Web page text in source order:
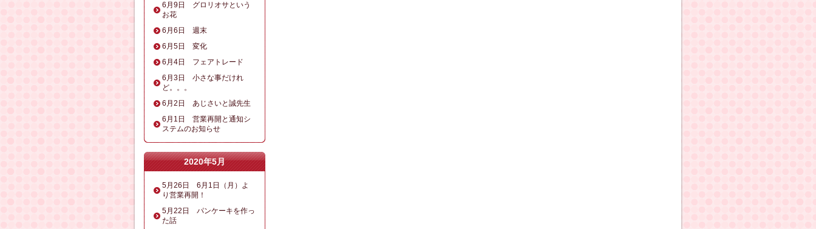
6月9日 グロリオサという
お花
6月6日 週末
6月5日 変化
6月4日 フェアトレード
6月3日 小さな事だけれ
ど。。。
6月2日 あじさいと誠先生
6月1日 営業再開と通知シ
ステムのお知らせ
2020年5月
5月26日 6月1日（月）よ
り営業再開！
5月22日 パンケーキを作っ
た話